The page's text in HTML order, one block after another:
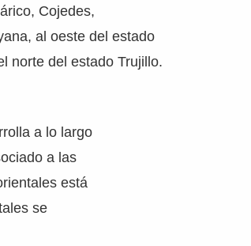
Cojedes,
al oeste del estado
norte del estado Trujillo.
a lo largo
a las
está
se